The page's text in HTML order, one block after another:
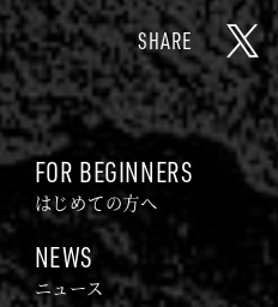
ー
ド
ゲ
ー
ム
｜
O
D
SHARE
X
FOR BEGINNERS
はじめての方へ
NEWS
ニュース